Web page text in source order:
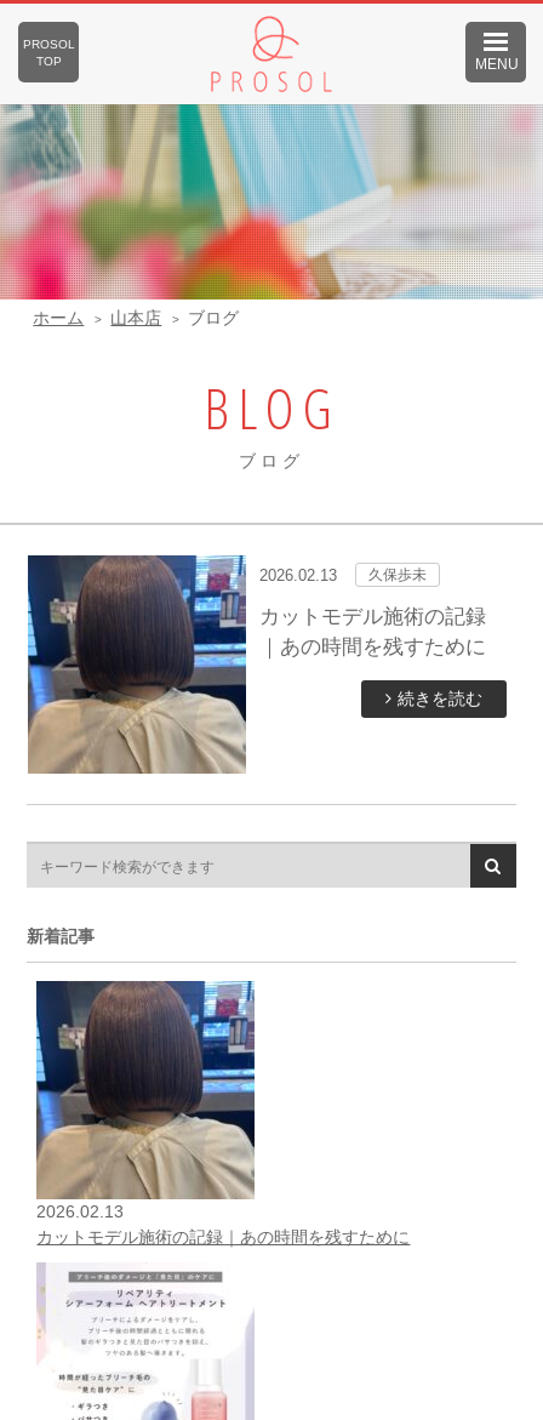
MENU
PROSOL
TOP
ホーム 山本店 ブログ
BLOG
ブログ
2026.02.13 久保歩未
カットモデル施術の記録
｜あの時間を残すために
続きを読む
新着記事
2026.02.13
カットモデル施術の記録｜あの時間を残すために